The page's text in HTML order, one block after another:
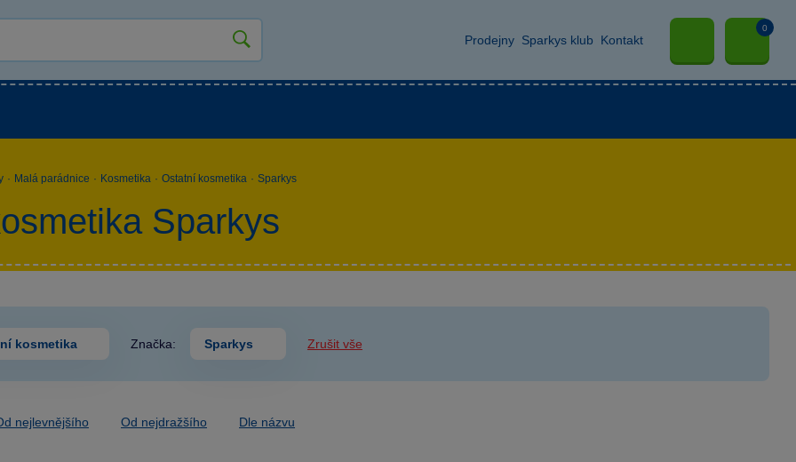
Prodejny Sparkys klub Kontakt
0
· Malá parádnice · Kosmetika · Ostatní kosmetika · Sparkys
Sparkys
kosmetika Značka: Sparkys Zrušit vše
nejlevnějšího Od nejdražšího Dle názvu